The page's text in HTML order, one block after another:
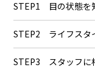
STEP1 目の状態を
STEP2 ライフスタ
STEP3 スタッフに